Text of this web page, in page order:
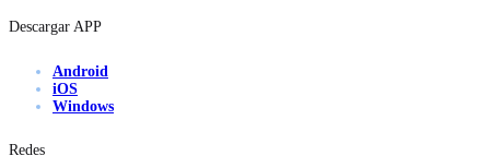
Descargar APP
Android
iOS
Windows
Redes